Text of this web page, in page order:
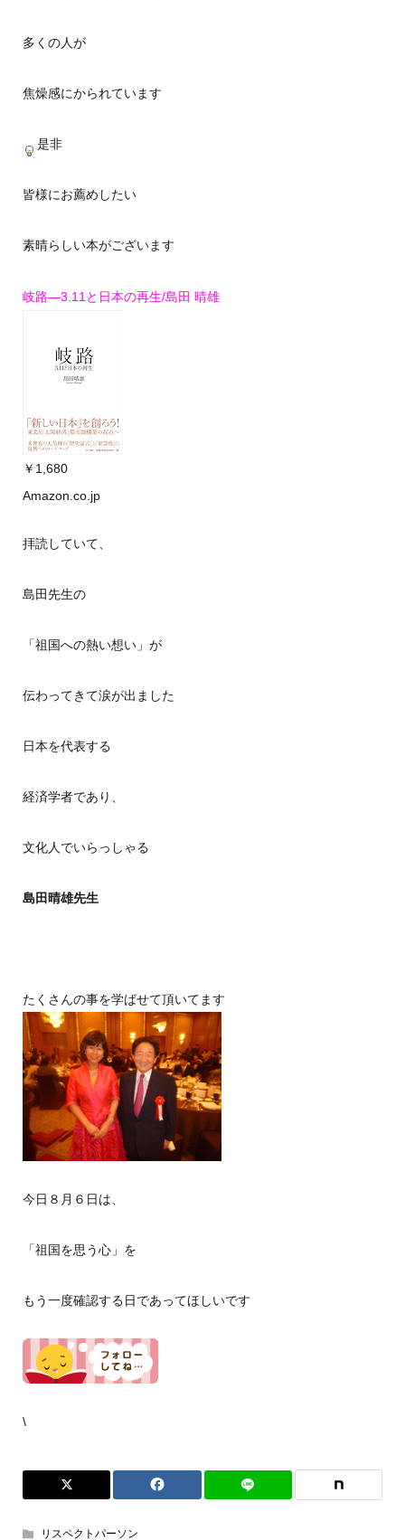
多くの人が
焦燥感にかられています
是非
皆様にお薦めしたい
素晴らしい本がございます
岐路―3.11と日本の再生/島田 晴雄
￥1,680
Amazon.co.jp
拝読していて、
島田先生の
「祖国への熱い想い」が
伝わってきて涙が出ました
日本を代表する
経済学者であり、
文化人でいらっしゃる
島田晴雄先生
たくさんの事を学ばせて頂いてます
今日８月６日は、
「祖国を思う心」を
もう一度確認する日であってほしいです
\
リスペクトパーソン